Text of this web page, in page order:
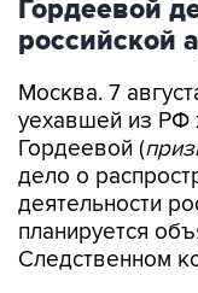
Москва. 7
Гордеевой (
дело о
деятельности
планируется
Следственном
"По данным